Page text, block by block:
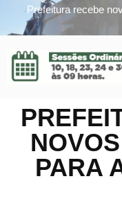
Prefeitura recebe
PARA